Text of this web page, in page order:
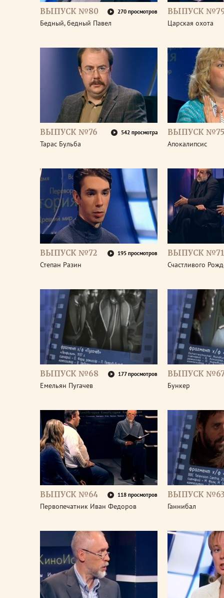
ВЫПУСК №80 270 просмотров
Бедный, бедный Павел
ВЫПУСК
Царская охота
ВЫПУСК №76 542 просмотра
Тарас Бульба
ВЫПУСК №75
Апокалипсис
ВЫПУСК №72 195 просмотров
Степан Разин
ВЫПУСК №71
Счастливого
ВЫПУСК №68 177 просмотров
Емельян Пугачев
ВЫПУСК
Бункер
ВЫПУСК №64 118 просмотров
Первопечатник Иван Федоров
ВЫПУСК
Ганнибал